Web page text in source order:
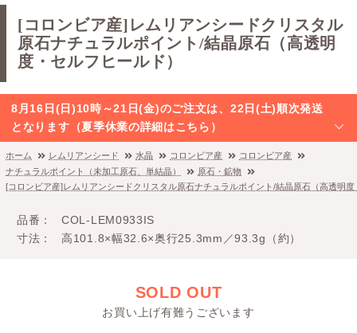
[コロンビア産]レムリアンシードクリスタル
原石ナチュラルポイント/結晶原石（高透明
度・セルフヒールド）
8月16日(日)10時～21日(金)のご注文は、22日(土)順次発送
となります（夏季休業の詳細はこちら）
ホーム レムリアンシード 水晶 コロンビア産
コロンビア産
ナチュラルポイント（未加工原石、単結晶）
原石・鉱物
[コロンビア産]レムリアンシードクリスタル原石ナチュラルポイント/結晶原石（高透明
品番
COL-LEM0933IS
寸法
高101.8×幅32.6×奥行25.3mm／93.3g（約）
SOLD OUT
お買い上げ有難うございます